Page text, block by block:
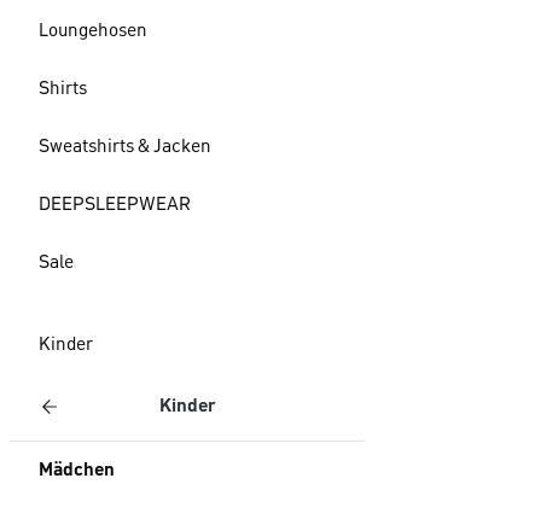
Loungehosen
Shirts
Sweatshirts & Jacken
DEEPSLEEPWEAR
Sale
Kinder
Kinder
Mädchen